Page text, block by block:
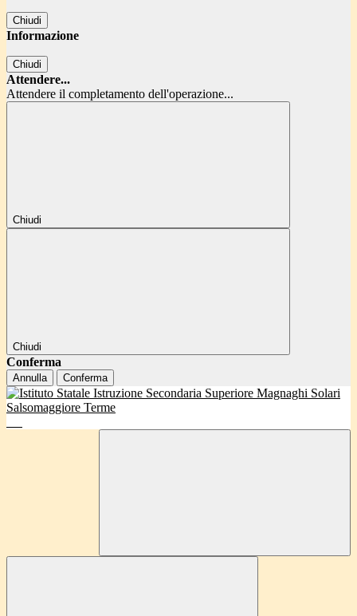
Chiudi
Informazione
Chiudi
Attendere...
Attendere il completamento dell'operazione...
Chiudi
Chiudi
Conferma
Annulla Conferma